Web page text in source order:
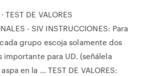
TEST DE VALORES
- SIV INSTRUCCIONES: Para
grupo escoja solamente dos
importante para UD. (señálela
en la … TEST DE VALORES: